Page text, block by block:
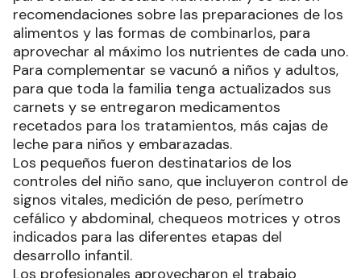
recomendaciones sobre las preparaciones de los
alimentos y las formas de combinarlos, para
aprovechar al máximo los nutrientes de cada uno.
Para complementar se vacunó a niños y adultos,
para que toda la familia tenga actualizados sus
carnets y se entregaron medicamentos
recetados para los tratamientos, más cajas de
leche para niños y embarazadas.
Los pequeños fueron destinatarios de los
controles del niño sano, que incluyeron control de
signos vitales, medición de peso, perímetro
cefálico y abdominal, chequeos motrices y otros
indicados para las diferentes etapas del
desarrollo infantil.
Los profesionales aprovecharon el trabajo